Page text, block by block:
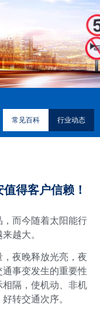
常见百科 行业动态
得客户信赖！
而今随着太阳能行
越大。
夜晚释放光亮，夜
事变发生的重要性
隔，使机动、非机
转交通次序。